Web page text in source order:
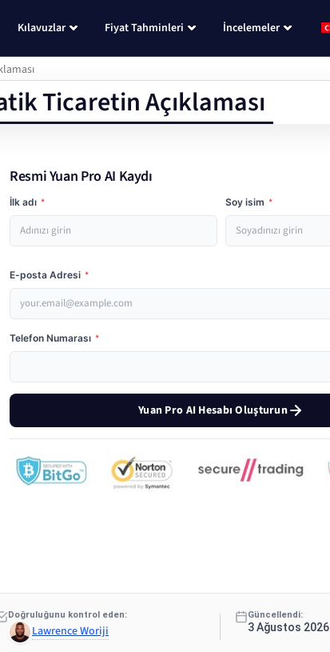
Kılavuzlar Fiyat Tahminleri İncelemeler
Ticaretin Açıklaması
Resmi Yuan Pro AI Kaydı
İlk adı * Soy isim *
E-posta Adresi *
Telefon Numarası *
Yuan Pro AI Hesabı Oluşturun
Doğruluğunu kontrol eden:
Lawrence Woriji
Güncellendi:
3 Ağustos 2026